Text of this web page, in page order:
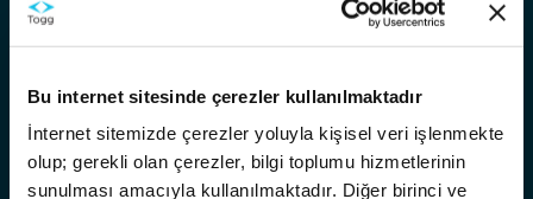
Bu internet sitesinde çerezler kullanılmaktadır
İnternet sitemizde çerezler yoluyla kişisel veri işlenmekte
olup; gerekli olan çerezler, bilgi toplumu hizmetlerinin
sunulması amacıyla kullanılmaktadır. Diğer birinci ve
Trugo
Akıllı Destek
Temas Noktaları
Hakkımızda